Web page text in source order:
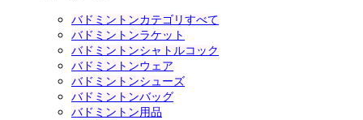
バドミントンカテゴリすべて
バドミントンラケット
バドミントンシャトルコック
バドミントンウェア
バドミントンシューズ
バドミントンバッグ
バドミントン用品